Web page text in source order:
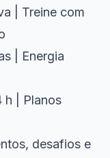
| Treine com
| Energia
h | Planos
desafios e